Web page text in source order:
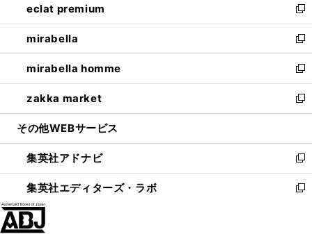
く
で
開
く
ド
ウ
で
開
く
ィ
ン
ド
ウ
で
開
く
い
ウ
ィ
ン
ド
ウ
で
開
eclat premium
新
し
い
ウ
ィ
ン
ド
ウ
開
く
mirabella
新
し
い
ウ
ィ
ン
ウ
で
開
く
mirabella homme
新
し
い
ウ
ン
ド
ウ
で
zakka market
新
し
ウ
ィ
ン
ド
その他WEBサービス
集英社アドナビ
新
し
い
集英社エディターズ・ラボ
新